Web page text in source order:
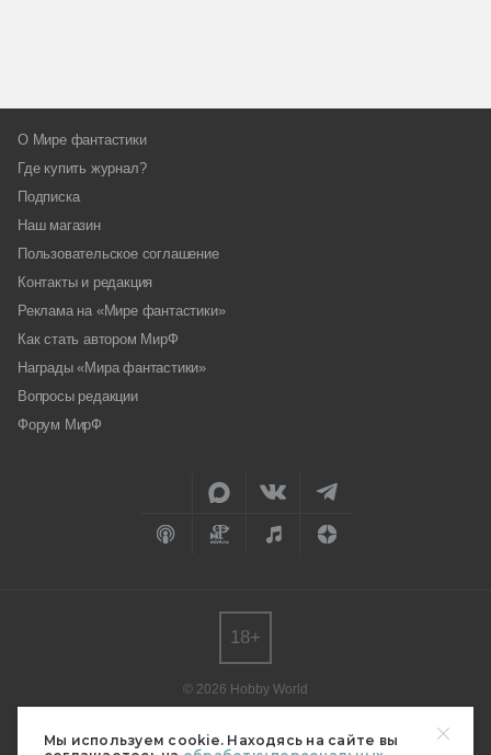
Мы используем cookie. Находясь на сайте вы
О Мире фантастики
Где купить журнал?
Подписка
Наш магазин
Пользовательское соглашение
Контакты и редакция
Реклама на «Мире фантастики»
Как стать автором МирФ
Награды «Мира фантастики»
Вопросы редакции
Форум МирФ
© 2026 Hobby World
редакции.
18+